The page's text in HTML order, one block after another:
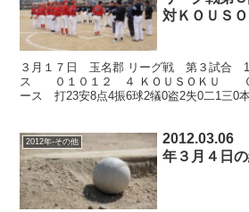
対ＫＯＵＳ
３月１７日 玉名郡 リーグ戦 第３試合
ス ０１０１２ ４ ＫＯＵＳＯＫＵ ０
ース 打23安8点4振6球2犠0盗2失0二1三0
2012年-その他
2012.03.06
年３月４日